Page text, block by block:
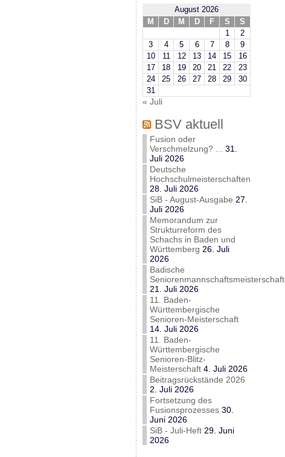
August 2026
M
D M D F S
S
1
2
3
4 5 6 7 8
9
10
11 12 13 14 15
16
17
18 19 20 21 22
23
24
25 26 27 28 29
30
31
« Juli
BSV aktuell
Fusion oder
Verschmelzung? ...
31.
Juli 2026
Deutsche
Hochschulmeisterschaften
28. Juli 2026
SiB - August-Ausgabe 27.
Juli 2026
Memorandum zur
Strukturreform des
Schachs in Baden und
Württemberg 26. Juli
2026
Badische
Seniorenmannschaftsmeisterschaft
21. Juli 2026
11. Baden-
Württembergische
Senioren-Meisterschaft
14. Juli 2026
11. Baden-
Württembergische
Senioren-Blitz-
Meisterschaft 4. Juli 2026
Beitragsrückstände 2026
2. Juli 2026
Fortsetzung des
Fusionsprozesses 30.
Juni 2026
SiB - Juli-Heft 29. Juni
2026